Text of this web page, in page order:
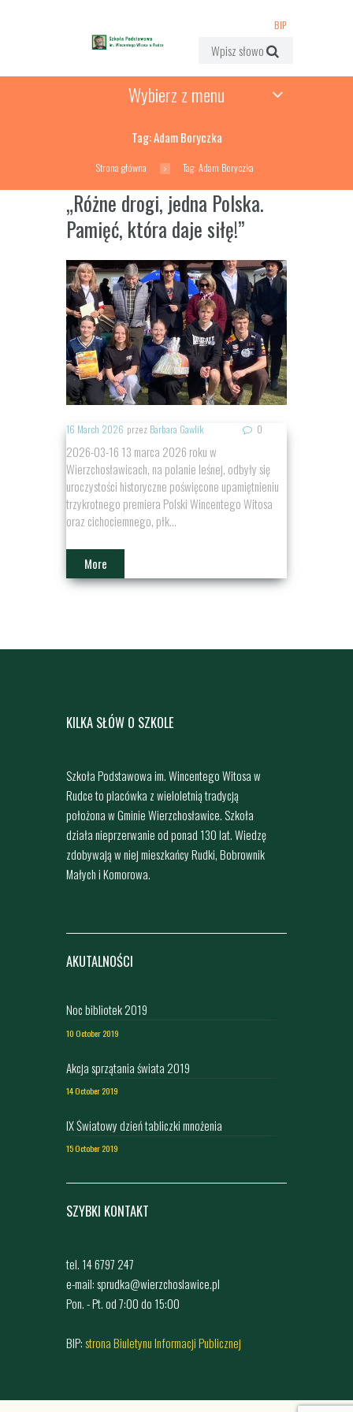
BIP
Wybierz z menu
Tag: Adam Boryczka
Strona główna Tag: Adam Boryczka
„Różne drogi, jedna Polska.
Pamięć, która daje siłę!”
16 March 2026 przez Barbara Gawlik 0
2026-03-16 13 marca 2026 roku w
Wierzchosławicach, na polanie leśnej, odbyły się
uroczystości historyczne poświęcone upamiętnieniu
trzykrotnego premiera Polski Wincentego Witosa
oraz cichociemnego, płk...
More
KILKA SŁÓW O SZKOLE
Szkoła Podstawowa im. Wincentego Witosa w
Rudce to placówka z wieloletnią tradycją
położona w Gminie Wierzchosławice. Szkoła
działa nieprzerwanie od ponad 130 lat. Wiedzę
zdobywają w niej mieszkańcy Rudki, Bobrownik
Małych i Komorowa.
AKUTALNOŚCI
Noc bibliotek 2019
10 October 2019
Akcja sprzątania świata 2019
14 October 2019
IX Światowy dzień tabliczki mnożenia
15 October 2019
SZYBKI KONTAKT
tel. 14 6797 247
e-mail: sprudka@wierzchoslawice.pl
Pon. - Pt. od 7:00 do 15:00
BIP:strona Biuletynu Informacji Publicznej